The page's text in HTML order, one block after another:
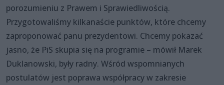
porozumieniu z Prawem i Sprawiedliwością.
Przygotowaliśmy kilkanaście punktów, które chcemy
zaproponować panu prezydentowi. Chcemy pokazać
jasno, że PiS skupia się na programie – mówił Marek
Duklanowski, były radny. Wśród wspomnianych
postulatów jest poprawa współpracy w zakresie